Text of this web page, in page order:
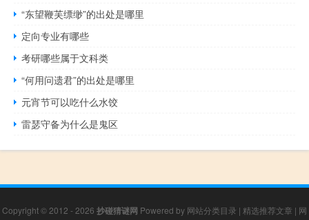
“东望鞭芙缥缈”的出处是哪里
定向专业有哪些
考研哪些属于文科类
“何用问遗君”的出处是哪里
元宵节可以吃什么水饺
雷瑟守备为什么是鬼区
Copyright © 2012 - 2026 抄碰猜谜网 Powered by 网站分类目录 | 精选推荐文章 | 网